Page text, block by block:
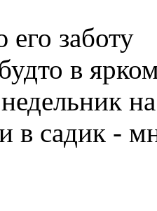
заботу
в
на
в садик -